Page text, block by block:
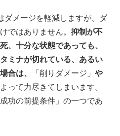
ダメージを軽減しますが、ダ
ではありません。抑制が不
、十分な状態であっても、
ミナが切れている、あるい
合は、
「削りダメージ」や
って力尽きてしまいます。
功の前提条件」の一つであ